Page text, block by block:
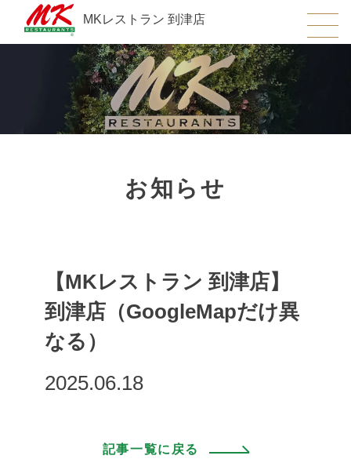
MKレストラン 到津店
お知らせ
【MKレストラン 到津店】
到津店（GoogleMapだけ異
なる）
2025.06.18
記事一覧に戻る